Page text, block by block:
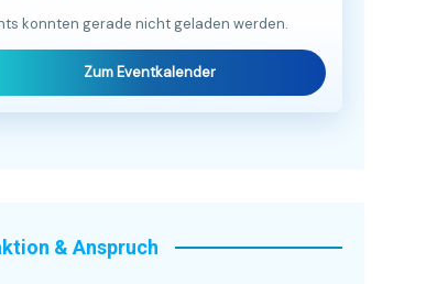
konnten gerade nicht geladen werden.
Zum Eventkalender
& Anspruch